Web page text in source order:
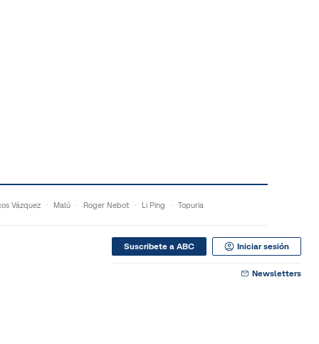
Vázquez Malú Roger Nebot Li Ping Topuria
Suscribete a ABC Iniciar sesión
Newsletters